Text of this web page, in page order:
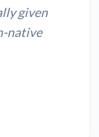
given
native